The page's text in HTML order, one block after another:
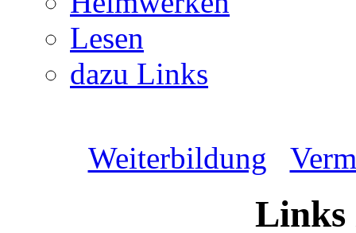
Lesen
dazu Links
Weiterbildung
Links